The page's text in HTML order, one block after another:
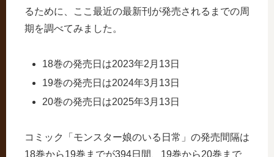
るために、ここ最近の最新刊が発売されるまでの周
期を調べてみました。
18巻の発売日は2023年2月13日
19巻の発売日は2024年3月13日
20巻の発売日は2025年3月13日
コミック「モンスター娘のいる日常」の発売間隔は
18巻から19巻までが394日間、19巻から20巻まで